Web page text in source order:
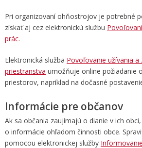
Pri organizovaní ohňostrojov je potrebné
získať aj cez elektronickú službu
prác.
Elektronická služba Povoľovanie užívania
priestranstva umožňuje online požiadanie
priestorov, napríklad na dočasné
Informácie pre občanov
Ak sa občania zaujímajú o dianie v ich
o informácie ohľadom činnosti obce.
pomocou elektronickej služby